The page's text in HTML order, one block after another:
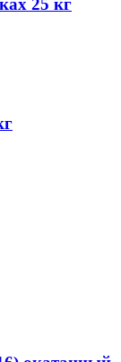
25 кг